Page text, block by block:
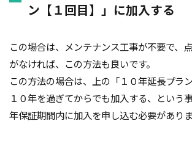
ン【１回目】」に加入する
この場合は、メンテナンス工事が不要で、
がなければ、この方法も良いです。
この方法の場合は、上の「１０年延長プラ
１０年を過ぎてからでも加入する、という
年保証期間内に加入を申し込む必要がありま